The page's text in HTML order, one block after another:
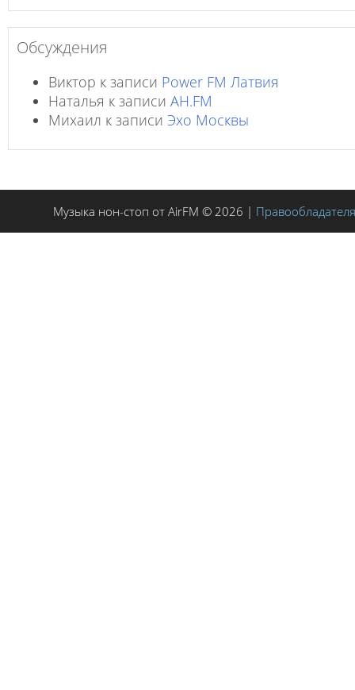
Обсуждения
Виктор к записи Power FM Латвия
Наталья к записи AH.FM
Михаил к записи Эхо Москвы
Музыка нон-стоп от AirFM © 2026 |